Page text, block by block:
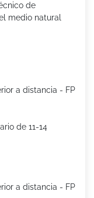
de
medio natural
a distancia - FP
de 11-14
a distancia - FP